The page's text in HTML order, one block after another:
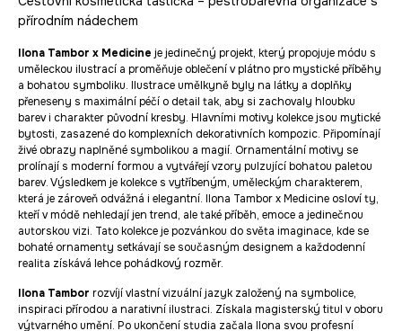
přírodním nádechem
Ilona Tambor x Medicine je jedinečný projekt, který propojuje módu s
uměleckou ilustrací a proměňuje oblečení v plátno pro mystické příběhy
a bohatou symboliku. Ilustrace umělkyně byly na látky a doplňky
přeneseny s maximální péčí o detail tak, aby si zachovaly hloubku
barev i charakter původní kresby. Hlavními motivy kolekce jsou mytické
bytosti, zasazené do komplexních dekorativních kompozic. Připomínají
živé obrazy naplněné symbolikou a magií. Ornamentální motivy se
prolínají s moderní formou a vytvářejí vzory pulzující bohatou paletou
barev. Výsledkem je kolekce s vytříbeným, uměleckým charakterem,
která je zároveň odvážná i elegantní. Ilona Tambor x Medicine osloví ty,
kteří v módě nehledají jen trend, ale také příběh, emoce a jedinečnou
autorskou vizi. Tato kolekce je pozvánkou do světa imaginace, kde se
bohaté ornamenty setkávají se současným designem a každodenní
realita získává lehce pohádkový rozměr.
Ilona Tambor rozvíjí vlastní vizuální jazyk založený na symbolice,
inspiraci přírodou a narativní ilustraci. Získala magisterský titul v oboru
výtvarného umění. Po ukončení studia začala Ilona svou profesní